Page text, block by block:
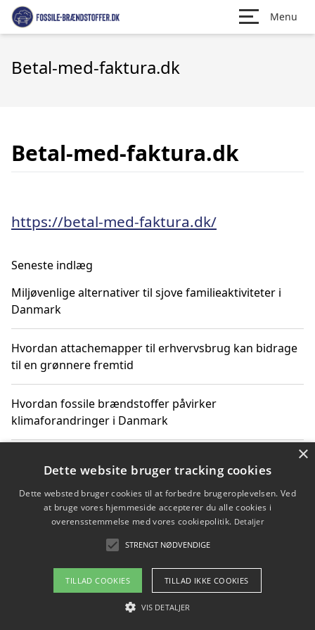
Menu
Betal-med-faktura.dk
Betal-med-faktura.dk
https://betal-med-faktura.dk/
Seneste indlæg
Miljøvenlige alternativer til sjove familieaktiviteter i
Danmark
Hvordan attachemapper til erhvervsbrug kan bidrage
til en grønnere fremtid
Hvordan fossile brændstoffer påvirker
klimaforandringer i Danmark
klimaændringer
Hvordan citater om fossile brændstoffer kan ændre
Copyright 2026 - Pilanto Aps
Om / kontakt
×
Dette website bruger tracking cookies
Dette websted bruger cookies til at forbedre brugeroplevelsen. Ved
at bruge vores hjemmeside accepterer du alle cookies i
overensstemmelse med vores cookiepolitik. Detaljer
STRENGT NØDVENDIGE
TILLAD COOKIES TILLAD IKKE COOKIES
VIS DETALJER